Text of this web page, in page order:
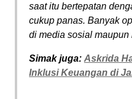
saat itu bertepatan
cukup panas. Banyak
di media sosial maupun
Simak juga: Askrida
Inklusi Keuangan di